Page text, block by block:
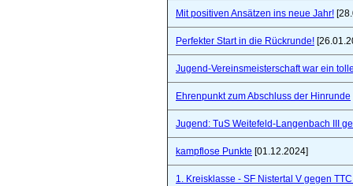
Mit positiven Ansätzen ins neue Jahr!
Perfekter Start in die Rückrunde!
Jugend-Vereinsmeisterschaft war ein
Ehrenpunkt zum Abschluss der Hinrunde
Jugend: TuS Weitefeld-Langenbach III
kampflose Punkte [01.12.2024]
1. Kreisklasse - SF Nistertal V gegen